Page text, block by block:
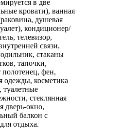
в две
кровати), ванная
душевая
кондиционер/
телевизор,
связи,
стаканы
тапочки,
полотенец, фен,
одежды, косметика
туалетные
стеклянная
дверь-окно,
балкон с
отдыха.